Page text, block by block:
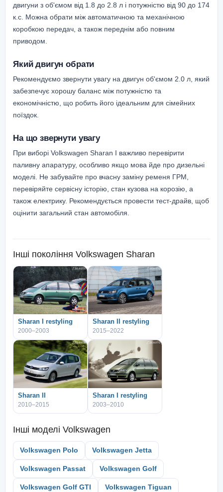
двигуни з об'ємом від 1.8 до 2.8 л і потужністю від 90 до 174
к.с. Можна обрати між автоматичною та механічною
коробкою передач, а також переднім або повним
приводом.
Який двигун обрати
Рекомендуємо звернути увагу на двигун об'ємом 2.0 л, який
забезпечує хорошу баланс між потужністю та
економічністю, що робить його ідеальним для сімейних
поїздок.
На що звернути увагу
При виборі Volkswagen Sharan I важливо перевірити
паливну апаратуру, особливо якщо мова йде про дизельні
моделі. Не забувайте про вчасну заміну ременя ГРМ,
перевіряйте сервісну історію, стан кузова на корозію, а
також електрику. Рекомендується провести тест-драйв, щоб
оцінити загальний стан автомобіля.
Інші покоління Volkswagen Sharan
Sharan I restyling
2000–2003
Sharan II restyling
2015–2022
Sharan II
2010–2015
Sharan I restyling
2003–2010
Інші моделі Volkswagen
Volkswagen Polo Volkswagen Jetta
Volkswagen Passat Volkswagen Golf
Volkswagen Golf GTI Volkswagen Tiguan